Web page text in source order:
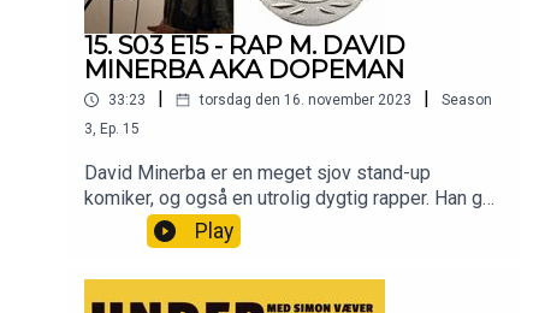
15. S03 E15 - RAP M. DAVID
MINERBA AKA DOPEMAN
33:23 torsdag den 16. november 2023
Season
3, Ep. 15
David Minerba er en meget sjov stand-up
komiker, og også en utrolig dygtig rapper. Han går
under navnet Dopeman i rap verdenen. I dag
besøger vi ham i hans studie, og så slutter vi
afsnittet af med noget andet end dagens jokes.
Mere vil vi ikke røbe. Go' lytter! 🔥
Play